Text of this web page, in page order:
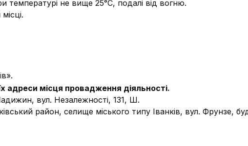
температурі не вище 25°С, подалі від вогню.
адреси місця провадження діяльності.
вул. Незалежності, 131, Ш.
район, селище міського типу Іванків, вул. Фрунзе,